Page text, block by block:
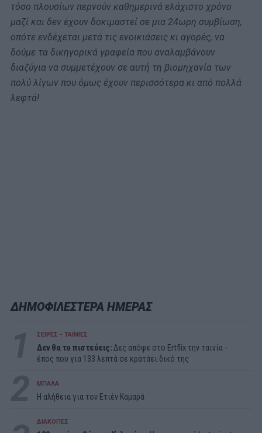
τόσο πλουσίων περνούν καθημερινά ελάχιστο χρόνο
μαζί και δεν έχουν δοκιμαστεί σε μια 24ωρη συμβίωση,
οπότε ενδέχεται μετά τις ενοικιάσεις κι αγορές, να
δούμε τα δικηγορικά γραφεία που αναλαμβάνουν
διαζύγια να συμμετέχουν σε αυτή τη βιομηχανία των
πολύ λίγων που όμως έχουν περισσότερα κι από πολλά
λεφτά!
ΔΗΜΟΦΙΛΕΣΤΕΡΑ ΗΜΕΡΑΣ
ΣΕΙΡΕΣ - ΤΑΙΝΙΕΣ
Δεν θα το πιστεύεις:Δες απόψε στο Ertflix την ταινία -
έπος που για 133 λεπτά σε κρατάει δικό της
ΜΠΑΛΑ
Η αλήθεια για τον Ετιέν Καμαρά
ΔΙΑΚΟΠΕΣ